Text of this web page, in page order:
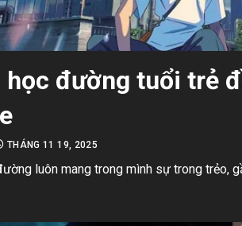
học đường tuổi trẻ
THÁNG 11 19, 2025
luôn mang trong mình sự trong trẻo,